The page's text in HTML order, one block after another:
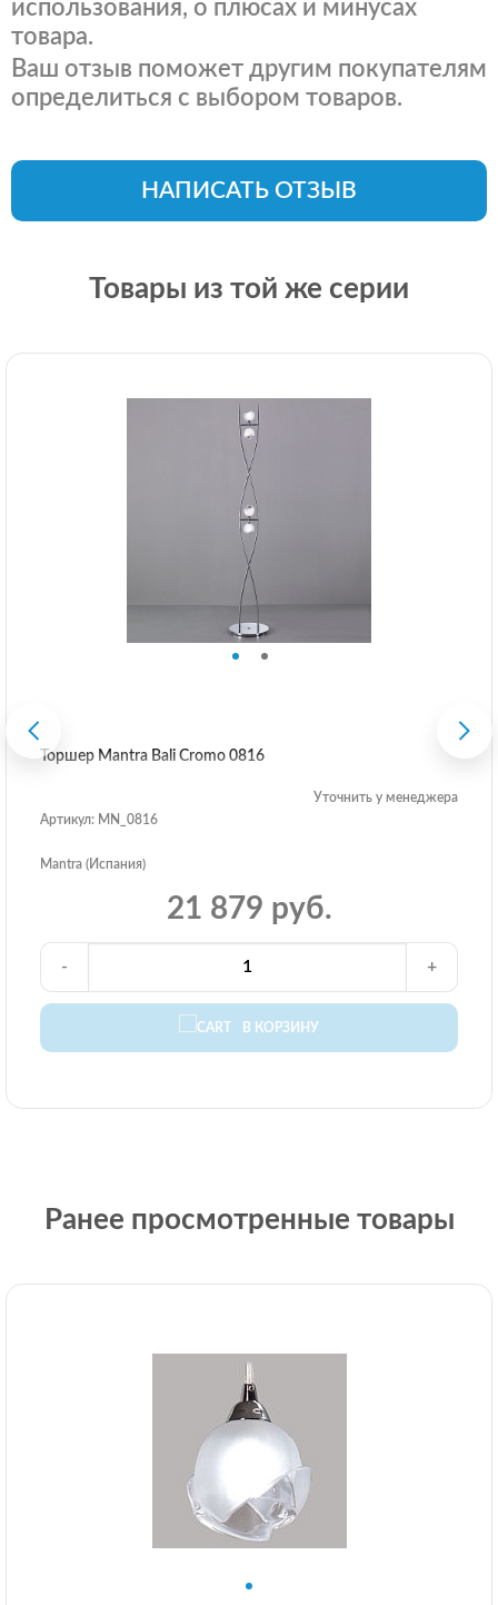
использования, о плюсах и минусах
товара.
Ваш отзыв поможет другим покупателям
определиться с выбором товаров.
НАПИСАТЬ ОТЗЫВ
Товары из той же серии
Торшер Mantra Bali Cromo 0816
Уточнить у менеджера
Артикул: MN_0816
Mantra (Испания)
21 879 руб.
В КОРЗИНУ
- +
Ранее просмотренные товары